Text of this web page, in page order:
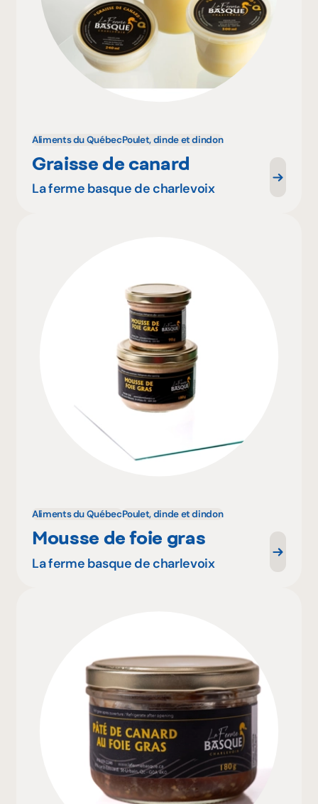
Aliments du QuébecPoulet, dinde et dindon
Graisse de canard
La ferme basque de charlevoix
Aliments du QuébecPoulet, dinde et dindon
Mousse de foie gras
La ferme basque de charlevoix